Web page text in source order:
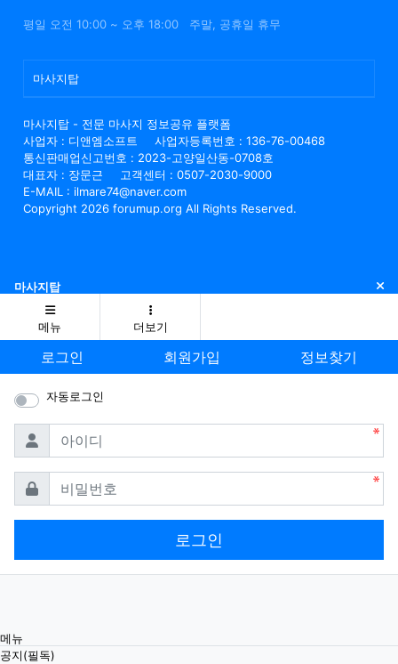
평일 오전 10:00 ~ 오후 18:00 주말, 공휴일 휴무
마사지탑
마사지탑 - 전문 마사지 정보공유 플랫폼
사업자 : 디앤엠소프트
사업자등록번호 : 136-76-00468
통신판매업신고번호 : 2023-고양일산동-0708호
대표자 : 장문근
고객센터 : 0507-2030-9000
E-MAIL : ilmare74@naver.com
Copyright 2026 forumup.org All Rights Reserved.
마사지탑 닫
메뉴 더보기
로그인 회원가입 정보찾기
자동로그인
아이디
비밀번호
로그인
메뉴
공지(필독)